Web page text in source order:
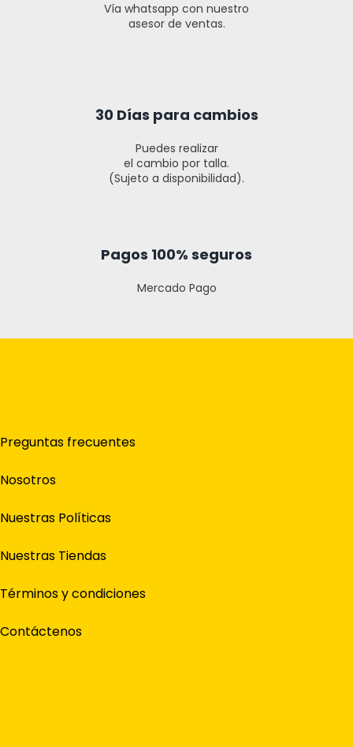
Vía whatsapp con nuestro
asesor de ventas.
30 Días para cambios
Puedes realizar
el cambio por talla.
(Sujeto a disponibilidad).
Pagos 100% seguros
Mercado Pago
Preguntas frecuentes
Nosotros
Nuestras Políticas
Nuestras Tiendas
Términos y condiciones
Contáctenos